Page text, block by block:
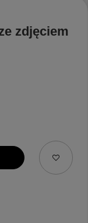
zdjęciem